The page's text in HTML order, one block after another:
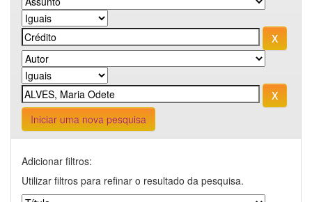
Iniciar uma nova pesquisa
Adicionar filtros:
Utilizar filtros para refinar o resultado da pesquisa.